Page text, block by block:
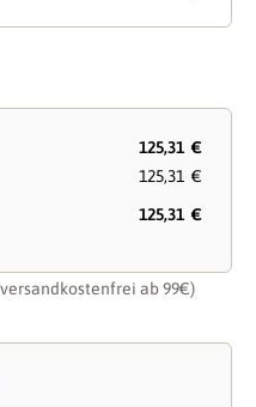
125,31 €
125,31 €
125,31 €
versandkostenfrei ab 99€)